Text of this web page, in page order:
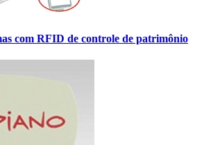
com RFID de controle de patrimônio